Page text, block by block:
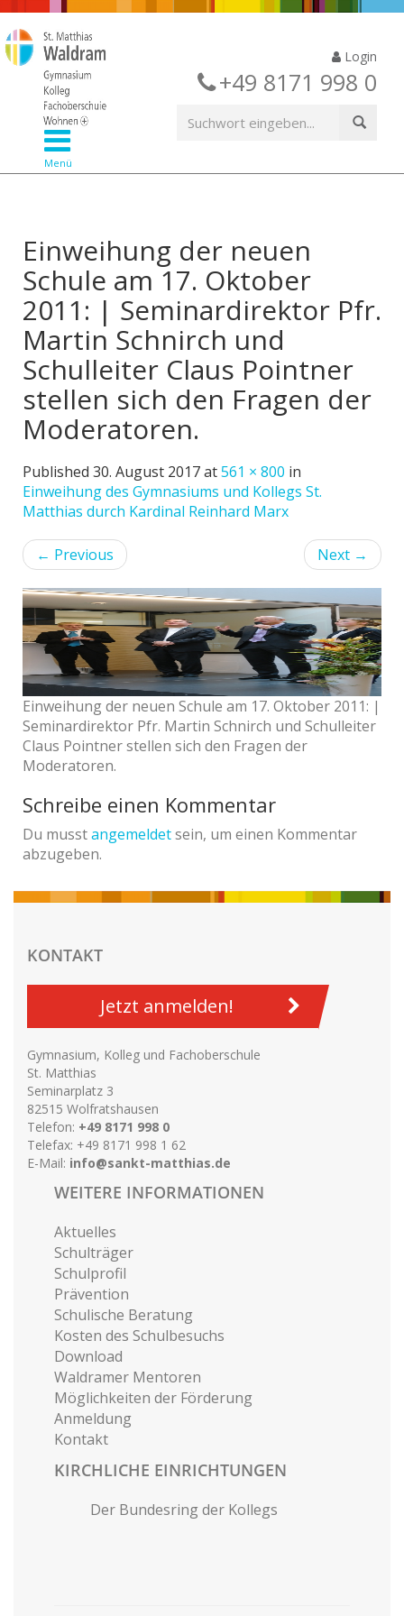
Login
+49 8171 998 0
Menü
Einweihung der neuen
Schule am 17. Oktober
2011: | Seminardirektor Pfr.
Martin Schnirch und
Schulleiter Claus Pointner
stellen sich den Fragen der
Moderatoren.
Published 30. August 2017at561 × 800 in
Einweihung des Gymnasiums und Kollegs St.
Matthias durch Kardinal Reinhard Marx
← Previous Next →
Einweihung der neuen Schule am 17. Oktober 2011: |
Seminardirektor Pfr. Martin Schnirch und Schulleiter
Claus Pointner stellen sich den Fragen der
Moderatoren.
Schreibe einen Kommentar
Du musstangemeldetsein, um einen Kommentar
abzugeben.
KONTAKT
Jetzt anmelden!
Gymnasium, Kolleg und Fachoberschule
St. Matthias
Seminarplatz 3
82515 Wolfratshausen
Telefon: +49 8171 998 0
Telefax: +49 8171 998 1 62
E-Mail: info@sankt-matthias.de
WEITERE INFORMATIONEN
Aktuelles
Schulträger
Schulprofil
Prävention
Schulische Beratung
Kosten des Schulbesuchs
Download
Waldramer Mentoren
Möglichkeiten der Förderung
Anmeldung
Kontakt
KIRCHLICHE EINRICHTUNGEN
Der Bundesring der Kollegs